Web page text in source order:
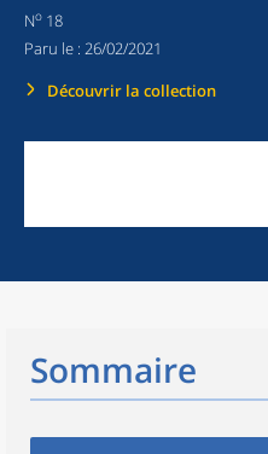
No 18
Paru le : 26/02/2021
Découvrir la collection
Sommaire